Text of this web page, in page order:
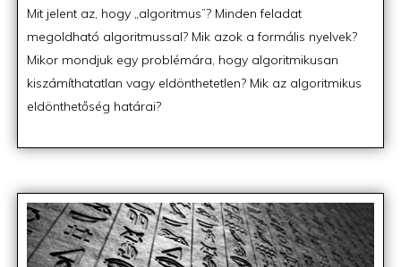
on
Mit jelent az, hogy „algoritmus”? Minden feladat
megoldható algoritmussal? Mik azok a formális nyelvek?
Mikor mondjuk egy problémára, hogy algoritmikusan
kiszámíthatatlan vagy eldönthetetlen? Mik az algoritmikus
eldönthetőség határai?